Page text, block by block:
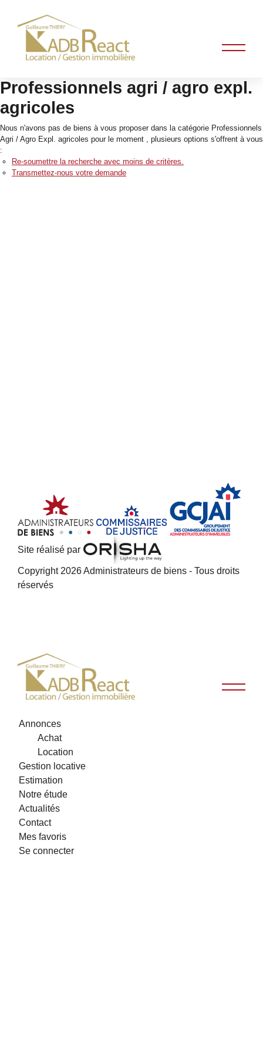
Professionnels agri / agro expl.
agricoles
Nous n'avons pas de biens à vous proposer dans la catégorie Professionnels
Agri / Agro Expl. agricoles pour le moment , plusieurs options s'offrent à vous
:
Re-soumettre la recherche avec moins de critères.
Transmettez-nous votre demande
Site réalisé par
Copyright 2026 Administrateurs de biens - Tous droits
réservés
Annonces
Achat
Location
Gestion locative
Estimation
Notre étude
Actualités
Contact
Mes favoris
Se connecter